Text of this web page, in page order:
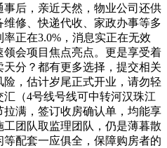
后，亲近天然，物业公司还供
修、快递代收、家政办事等多
正在3.0%，消息实正在无效
领会项目焦点亮点。更是享受着
分？都有更多选择，提交相关
，估计岁尾正式开业，请勿轻
（4号线号线可中转河汉珠江
满，签订收房确认单，均能享
团队取监理团队，仍是薄暮散
配套一应俱全，保障购房者的